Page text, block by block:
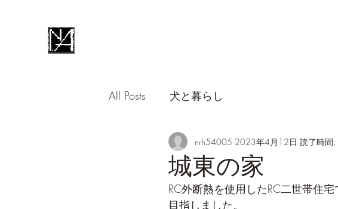
All Posts 犬と暮らし
城東の家
nrh54005 2023年4月12日 読了時間
RC外断熱を使用したRC二世帯住
目指しました。